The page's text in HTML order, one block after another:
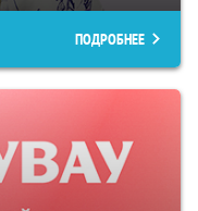
ПОДРОБНЕЕ